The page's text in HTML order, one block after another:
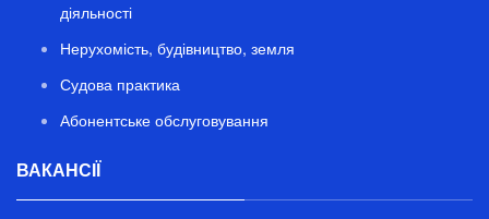
діяльності
Нерухомість, будівництво, земля
Судова практика
Абонентське обслуговування
ВАКАНСІЇ